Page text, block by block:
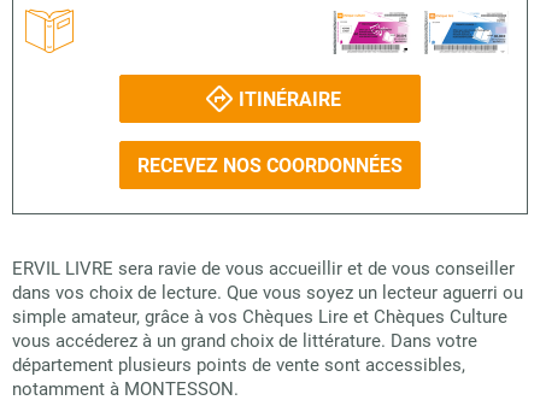
ITINÉRAIRE
RECEVEZ NOS COORDONNÉES
ERVIL LIVRE sera ravie de vous accueillir et de vous conseiller
dans vos choix de lecture. Que vous soyez un lecteur aguerri ou
simple amateur, grâce à vos Chèques Lire et Chèques Culture
vous accéderez à un grand choix de littérature. Dans votre
département plusieurs points de vente sont accessibles,
notamment à MONTESSON.